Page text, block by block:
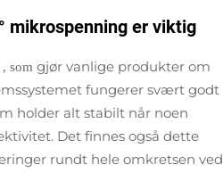
mikrospenning er viktig
, som gjør vanlige produkter om
fungerer svært godt
holder alt stabilt når noen
Det finnes også dette
rundt hele omkretsen ved